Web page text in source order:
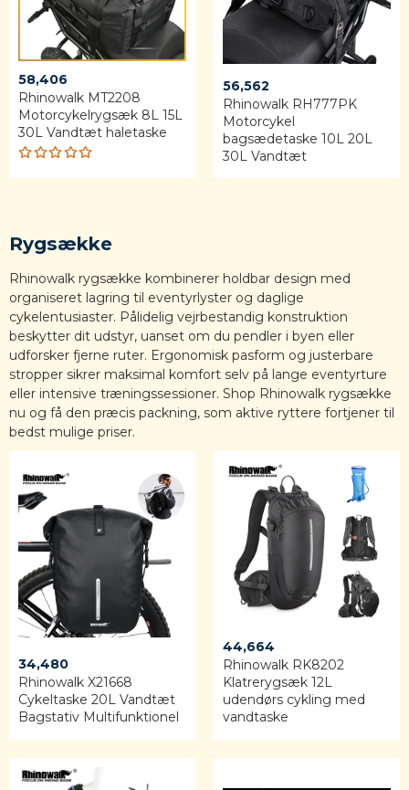
58,406
Rhinowalk MT2208
Motorcykelrygsæk 8L 15L
30L Vandtæt haletaske
Rated
56,562
Rhinowalk RH777PK
Motorcykel
bagsædetaske 10L 20L
30L Vandtæt
Rygsække
Rhinowalk rygsække kombinerer holdbar design med
organiseret lagring til eventyrlyster og daglige
cykelentusiaster. Pålidelig vejrbestandig konstruktion
beskytter dit udstyr, uanset om du pendler i byen eller
udforsker fjerne ruter. Ergonomisk pasform og justerbare
stropper sikrer maksimal komfort selv på lange eventyrture
eller intensive træningssessioner. Shop Rhinowalk rygsække
nu og få den præcis packning, som aktive ryttere fortjener til
bedst mulige priser.
34,480
Rhinowalk X21668
Cykeltaske 20L Vandtæt
Bagstativ Multifunktionel
44,664
Rhinowalk RK8202
Klatrerygsæk 12L
udendørs cykling med
vandtaske